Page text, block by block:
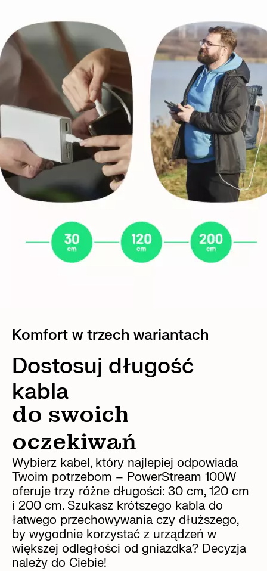
Komfort w trzech wariantach
Dostosuj długość
kabla
do swoich
oczekiwań
Wybierz kabel, który najlepiej odpowiada
Twoim potrzebom – PowerStream 100W
oferuje trzy różne długości: 30 cm, 120 cm
i 200 cm. Szukasz krótszego kabla do
łatwego przechowywania czy dłuższego,
by wygodnie korzystać z urządzeń w
większej odległości od gniazdka? Decyzja
należy do Ciebie!